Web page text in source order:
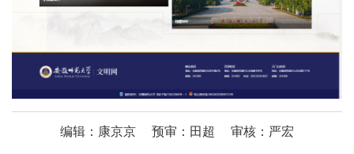
编辑：康京京 预审：田超 审核：严宏